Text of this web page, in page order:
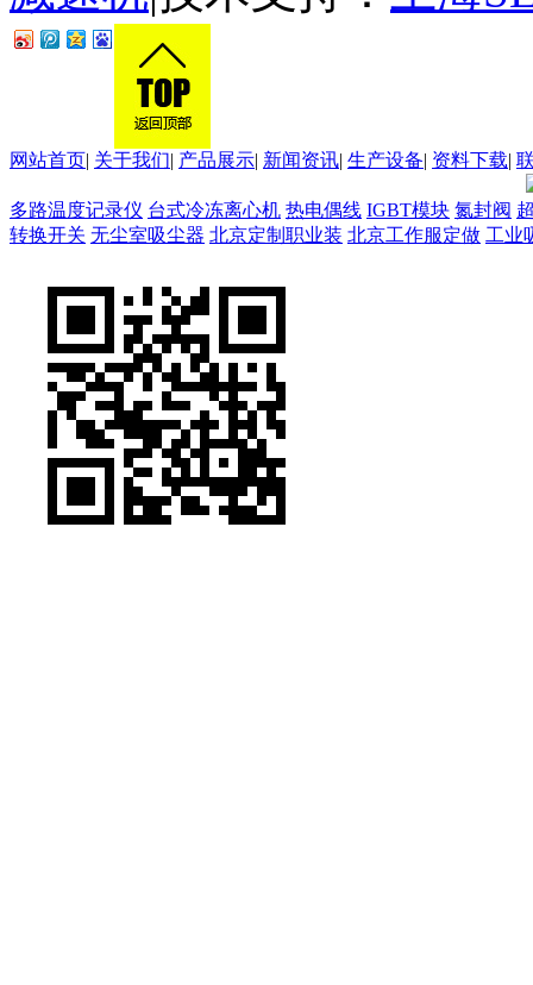
网站首页| 关于我们| 产品展示| 新闻资讯| 生产设备| 资料下载|
多路温度记录仪 台式冷冻离心机 热电偶线 IGBT模块 氮封阀
转换开关 无尘室吸尘器 北京定制职业装 北京工作服定做 工业